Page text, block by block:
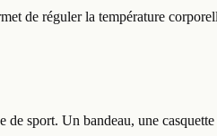
de réguler la température
de sport. Un bandeau, une